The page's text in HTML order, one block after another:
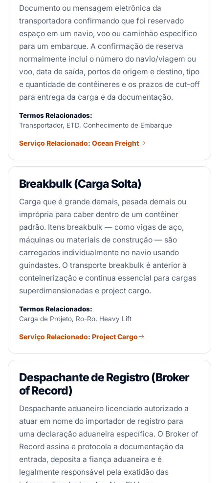
Documento ou mensagem eletrônica da
transportadora confirmando que foi reservado
espaço em um navio, voo ou caminhão específico
para um embarque. A confirmação de reserva
normalmente inclui o número do navio/viagem ou
voo, data de saída, portos de origem e destino, tipo
e quantidade de contêineres e os prazos de cut-off
para entrega da carga e da documentação.
Termos Relacionados:
Transportador, ETD, Conhecimento de Embarque
Serviço Relacionado: Ocean Freight
Breakbulk (Carga Solta)
Carga que é grande demais, pesada demais ou
imprópria para caber dentro de um contêiner
padrão. Itens breakbulk — como vigas de aço,
máquinas ou materiais de construção — são
carregados individualmente no navio usando
guindastes. O transporte breakbulk é anterior à
conteinerização e continua essencial para cargas
superdimensionadas e project cargo.
Termos Relacionados:
Carga de Projeto, Ro-Ro, Heavy Lift
Serviço Relacionado: Project Cargo
Despachante de Registro (Broker
of Record)
Despachante aduaneiro licenciado autorizado a
atuar em nome do importador de registro para
uma declaração aduaneira específica. O Broker of
Record assina e protocola a documentação da
entrada, deposita a fiança aduaneira e é
legalmente responsável pela exatidão das